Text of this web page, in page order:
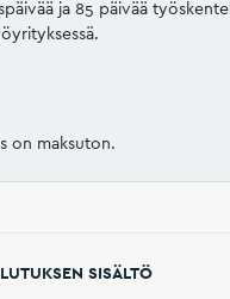
ja 85 päivää
on maksuton.
SISÄLTÖ